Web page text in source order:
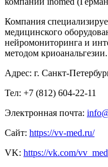
Компания
медицинского
нейромониторинга и
методом криоанальгезии.
Адрес: г. Санкт-
Тел: +7 (812) 604-22-11
Электронная почта:
Сайт: https://vv-med.ru/
VK: https://vk.com/vv_med